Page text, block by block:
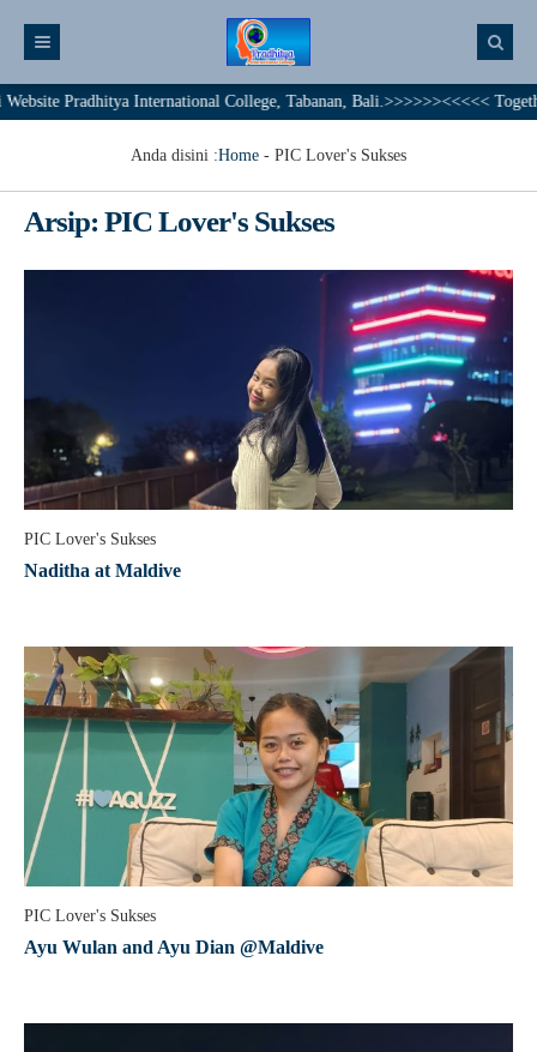
International College, Tabanan, Bali.>>>>>><<<<< Together We
Anda disini :Home - PIC Lover's Sukses
Arsip: PIC Lover's Sukses
PIC Lover's Sukses
Naditha at Maldive
PIC Lover's Sukses
Ayu Wulan and Ayu Dian @Maldive